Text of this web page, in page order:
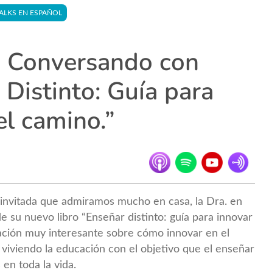
EN ESPAÑOL
con
Guía para
camino.”
que admiramos mucho en casa, la Dra. en
su nuevo libro “Enseñar distinto: guía para innovar
muy interesante sobre cómo innovar en el
la educación con el objetivo que el enseñar
toda la vida.